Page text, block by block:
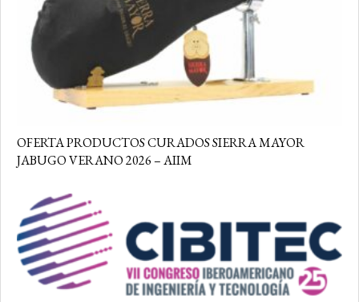
OFERTA PRODUCTOS CURADOS SIERRA MAYOR
JABUGO VERANO 2026 – AIIM